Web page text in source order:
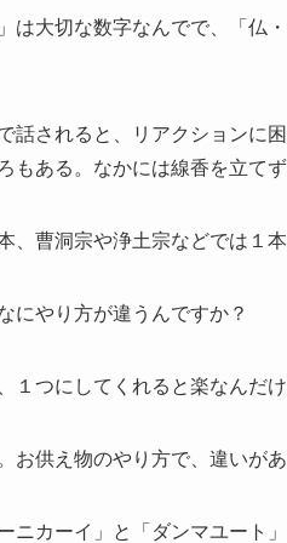
は大切な数字なんでで、「仏
話されると、リアクションに
もある。なかには線香を立て
曹洞宗や浄土宗などでは１
にやり方が違うんですか？
１つにしてくれると楽なんだ
お供え物のやり方で、違いが
カーイ」と「ダンマユート